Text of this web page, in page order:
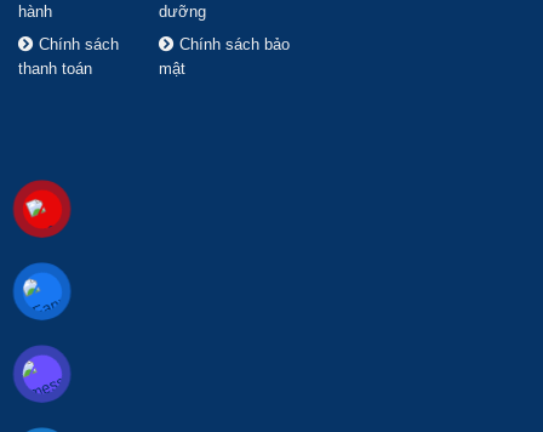
hành
dưỡng
Chính sách
thanh toán
Chính sách bảo
mật